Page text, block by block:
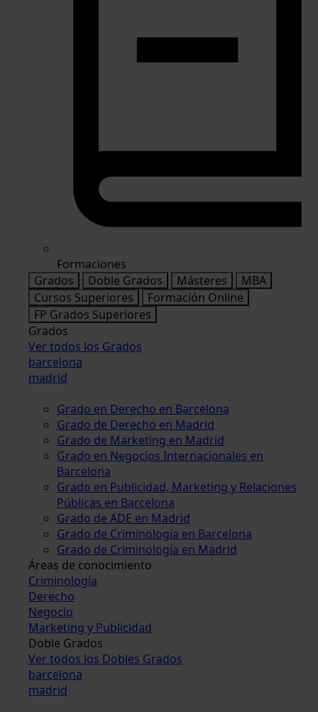
Formaciones
Grados
Doble Grados Másteres
MBA
Cursos Superiores
Formación Online
FP Grados Superiores
Grados
Ver todos los Grados
barcelona
madrid
Grado en Derecho en Barcelona
Grado de Derecho en Madrid
Grado de Marketing en Madrid
Grado en Negocios Internacionales en
Barcelona
Grado en Publicidad, Marketing y Relaciones
Públicas en Barcelona
Grado de ADE en Madrid
Grado de Criminología en Barcelona
Grado de Criminología en Madrid
Áreas de conocimiento
Criminología
Derecho
Negocio
Marketing y Publicidad
Doble Grados
Ver todos los Dobles Grados
barcelona
madrid